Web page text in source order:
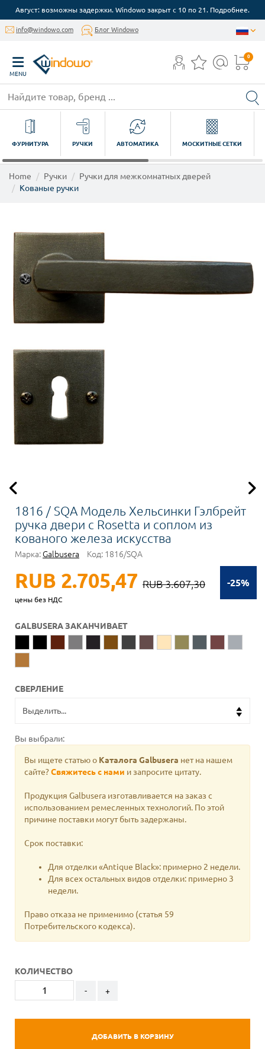
Август: возможны задержки. Windowo закрыт с 10 по 21. Подробнее.
info@windowo.com Блог Windowo
MENU
0
ФУРНИТУРА РУЧКИ АВТОМАТИКА МОСКИТНЫЕ СЕТКИ
Home Ручки
Ручки для межкомнатных дверей
Кованые ручки
1816 / SQA Модель Хельсинки Гэлбрейт
ручка двери с Rosetta и соплом из
кованого железа искусства
Марка: Galbusera Код: 1816/SQA
-25%
RUB 2.705,47 RUB 3.607,30
цены без НДС
GALBUSERA ЗАКАНЧИВАЕТ
СВЕРЛЕНИЕ
Вы выбрали:
Вы ищете статью о Каталога Galbusera нет на нашем
сайте?Свяжитесь с нами и запросите цитату.
Продукция Galbusera изготавливается на заказ с
использованием ремесленных технологий. По этой
причине поставки могут быть задержаны.
Срок поставки:
Для отделки «Antique Black»: примерно 2 недели.
Для всех остальных видов отделки: примерно 3
недели.
Право отказа не применимо (статья 59
Потребительского кодекса).
КОЛИЧЕСТВО
- +
ДОБАВИТЬ В КОРЗИНУ